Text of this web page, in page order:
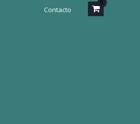
Contacto